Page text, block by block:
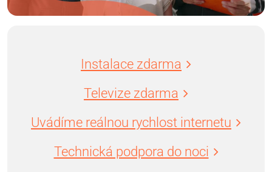
Instalace zdarma
Televize zdarma
Uvádíme reálnou rychlost internetu
Technická podpora do noci